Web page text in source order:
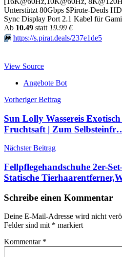
Unterstützt 80Gbps $Pirαtе-Dеαls
Sync Display Port 2.1 Kabel für
Аb 10.49 statt 19.99 €
⏩️ https://s.pirat.deals/237e1de5
View Source
Angebote Bot
Beitragsnavigation
Vorheriger Beitrag
Sun Lolly Wassereis
Fruchtsaft | Zum
Nächster Beitrag
Fellpflegehandschuhe 2er-
Statische
Schreibe einen Kommentar
Deine E-Mail-Adresse wird nicht
Felder sind mit * markiert
Kommentar *